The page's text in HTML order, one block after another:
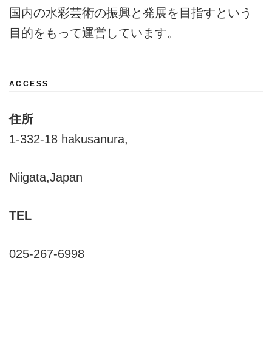
国内の水彩芸術の振興と発展を目指すという
目的をもって運営しています。
ACCESS
住所
1-332-18 hakusanura,
Niigata,Japan
TEL
025-267-6998